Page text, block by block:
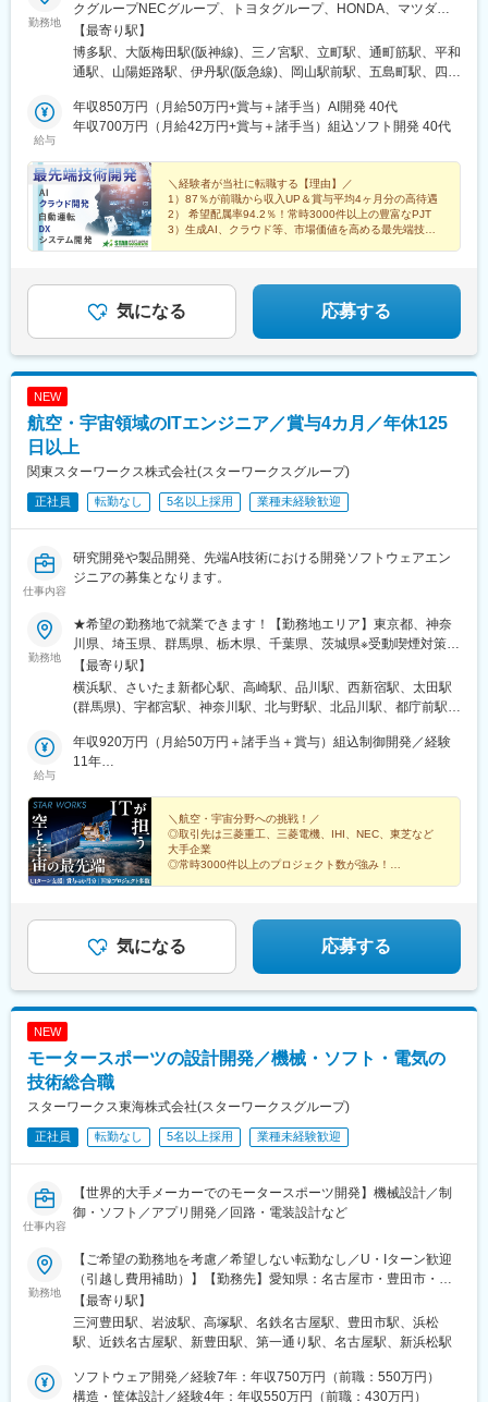
勤務地
クグループNECグループ、トヨタグループ、HONDA、マツダグ
ループ、NTTグループ、エネコム、 等★プロジェクト先 ※一部
抜粋◆関西大阪：大阪市（梅田、京橋、本町、中之島等）、門
真、守口、池田、堺、池田、豊中、高槻、吹田 等兵庫：神戸市
尼崎、三田、宝塚 等 京都：京都（西大路、西院、四条）、長
岡京、向日、亀岡、けいはんな 等滋賀：草津、大津、栗東、守
等）、府中町、東広島、福山、呉、三原 等岡山：岡山市、倉
敷、玉野、 笠岡、 井原、 浅口 等山口：山口市、岩国、下松、
徳山 等香川／愛媛／鳥取／島根／徳島◆九州福岡：福岡市（博
多、天神、ももち、渡辺通等）、北九州（小倉、八幡、黒崎
等）、宮若、宗像 等長崎：長崎、諫早、佐世保 等熊本／鹿児
煙対策あり：喫煙所あり（屋外）
【最寄り駅】
博多駅、大阪梅田駅(阪神線)、三ノ宮駅、立町駅、通町筋駅、平和
通駅、山陽姫路駅、伊丹駅(阪急線)、岡山駅前駅、五島町駅、四条
東駅、熊本城・市役所前駅、小倉駅(福岡県)、姫路駅、伊丹駅(福
知山線)、岡山駅、大波止駅、烏丸駅、櫛田神社前駅、県庁前駅(広
給与
年収850万円（月給50万円+賞与＋諸手当）AI開発 40代
年収700万円（月給42万円+賞与＋諸手当）組込ソフト開発 40代
＼経験者が当社に転職する【理由】／
1）87％が前職から収入UP＆賞与平均4ヶ月分の高待遇
2） 希望配属率94.2％！常時3000件以上の豊富なPJT
3）生成AI、クラウド等、市場価値を高める最先端技術
気になる 応募する
NEW
航空・宇宙領域のITエンジニア／賞与4カ月／年休125
日以上
関東スターワークス株式会社(スターワークスグループ)
正社員 転勤なし 5名以上採用 業種未経験歓迎
仕事内容
研究開発や製品開発、先端AI技術における開発ソフトウェアエン
ジニアの募集となります。
勤務地
★希望の勤務地で就業できます！【勤務地エリア】東京都、神奈
川県、埼玉県、群馬県、栃木県、千葉県、茨城県※受動喫煙対策：
禁煙（配属先企業による）【事業拠点】■横浜テクニカルセンター
神奈川県横浜市神奈川区金港町1番地4 横浜イーストスクエア3F■
東京テクニカルセンター埼玉県さいたま市大宮区吉敷町4ｰ262ｰ16
11 高崎イーストタワー7F■品川オフィス東京都港区港南2-15-1
品川インターシティA棟28F■新宿オフィス東京都新宿区西新宿6-
714-1■宇都宮オフィス栃木県宇都宮市大通り5丁目1-11
【最寄り駅】
横浜駅、さいたま新都心駅、高崎駅、品川駅、西新宿駅、太田駅
(群馬県)、宇都宮駅、神奈川駅、北与野駅、北品川駅、都庁前駅、
給与
年収920万円（月給50万円＋諸手当＋賞与）組込制御開発／経験
11年
年
＼航空・宇宙分野への挑戦！／
◎取引先は三菱重工、三菱電機、IHI、NEC、東芝など
大手企業
◎常時3000件以上のプロジェクト数が強み！
◎残業月平均15h
気になる 応募する
NEW
モータースポーツの設計開発／機械・ソフト・電気の
技術総合職
スターワークス東海株式会社(スターワークスグループ)
正社員 転勤なし 5名以上採用 業種未経験歓迎
仕事内容
【世界的大手メーカーでのモータースポーツ開発】機械設計／制
御・ソフト／アプリ開発／回路・電装設計など
勤務地
【ご希望の勤務地を考慮／希望しない転勤なし／U・Iターン歓迎
（引越し費用補助）】【勤務先】愛知県：名古屋市・豊田市・田
原市静岡県：浜松市・裾野市＜勤務地例＞トヨタ自動車 本社
（豊田市トヨタ町1番地）トヨタ自動車 東富士研究所（裾野市御
宿1200）スズキ 本社（浜松市中央区高塚町300）※上記市区町村
引越し費用補助（引越しの手配も会社が行います）■家賃補助制度
／業務都合で転居が必要な際に家賃の6割を補助します。※家賃が
【最寄り駅】
三河豊田駅、岩波駅、高塚駅、名鉄名古屋駅、豊田市駅、浜松
駅、近鉄名古屋駅、新豊田駅、第一通り駅、名古屋駅、新浜松駅
ソフトウェア開発／経験7年：年収750万円（前職：550万円）
構造・筐体設計／経験4年：年収550万円（前職：430万円）